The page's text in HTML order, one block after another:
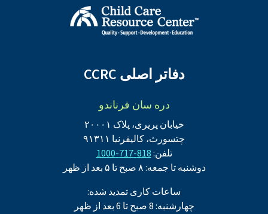
دفاتر اصلی CCRC
دره سان فرناندو
خیابان پریری، پلاک ۲۰۰۰۱
چتسورث، کالیفرنیا ۹۱۳۱۱
تلفن:818-717-1000
دوشنبه تا جمعه: ۸ صبح تا ۵ بعد از ظهر
ساعات کاری تمدید شده:
چهارشنبه: 8 صبح تا 6 بعد از ظهر